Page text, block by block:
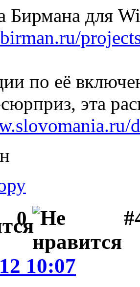
Бирмана для
по её
эта
0
10:07